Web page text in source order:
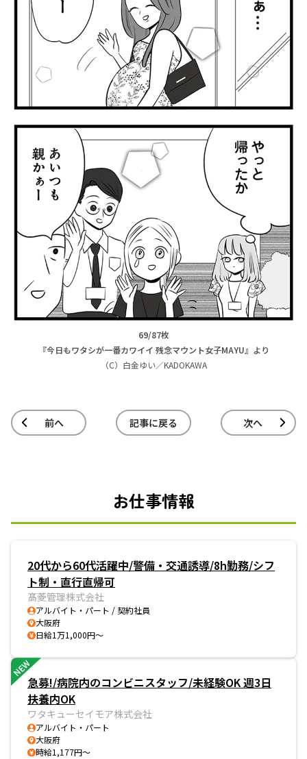
69/87枚
『今日もワタシが一番カワイイ 残念マウント女子MAYU』より
（C）白金ゆい／KADOKAWA
前へ 記事に戻る 次へ
お仕事情報
20代から60代活躍中/警備・交通誘導/8h勤務/シフ
ト制・直行直帰可
髙菱管理株式会社
アルバイト・パート / 契約社員
大阪府
日給1万1,000円～
NEW
急募!/病院内のコンビニスタッフ/未経験OK 週3日
扶養内OK
ワタキューセイモア株式会社
アルバイト・パート
大阪府
時給1,177円～